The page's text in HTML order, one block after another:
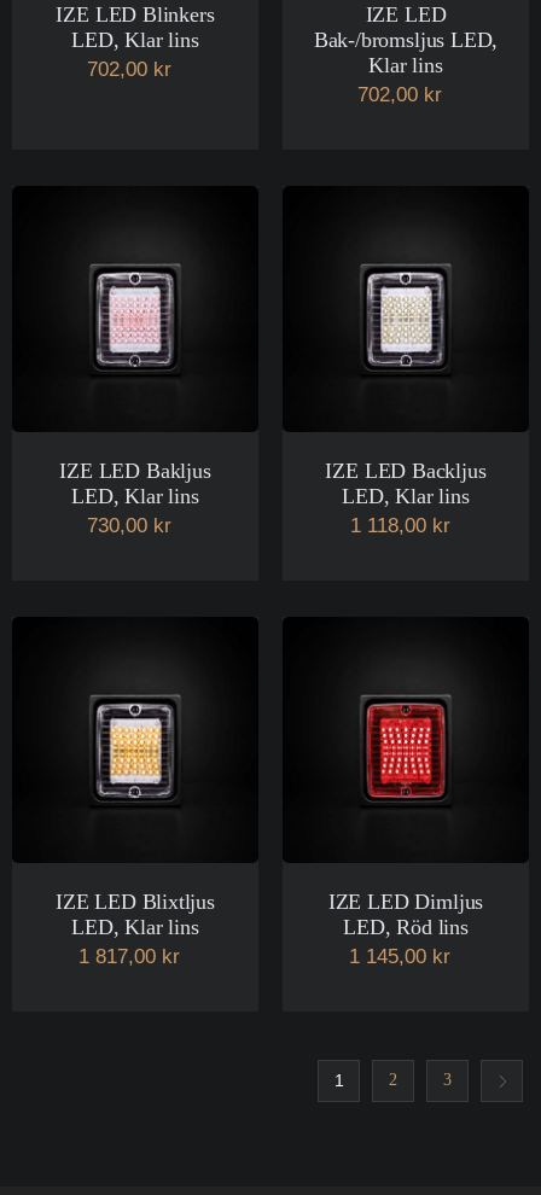
IZE LED Blinkers
LED, Klar lins
702,00 kr
IZE LED
Bak-/bromsljus LED,
Klar lins
702,00 kr
IZE LED Bakljus
LED, Klar lins
730,00 kr
IZE LED Backljus
LED, Klar lins
1 118,00 kr
IZE LED Blixtljus
LED, Klar lins
1 817,00 kr
IZE LED Dimljus
LED, Röd lins
1 145,00 kr
1 2 3